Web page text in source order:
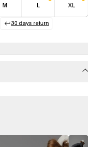
M L XL
new tab)
30 days return
(opens in a new